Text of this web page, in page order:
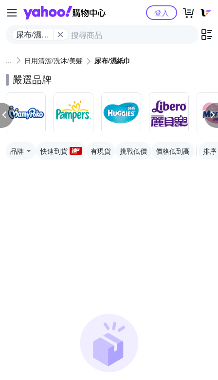
Yahoo購物中心
尿布/濕紙
登入
日用清潔/洗沐/美髮 尿布/濕紙巾
嚴選品牌
品牌 快速到貨 有現貨 挑戰低價 價格低到高 排序